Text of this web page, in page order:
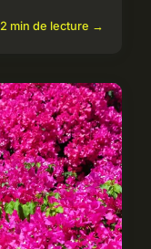
2 min de lecture →